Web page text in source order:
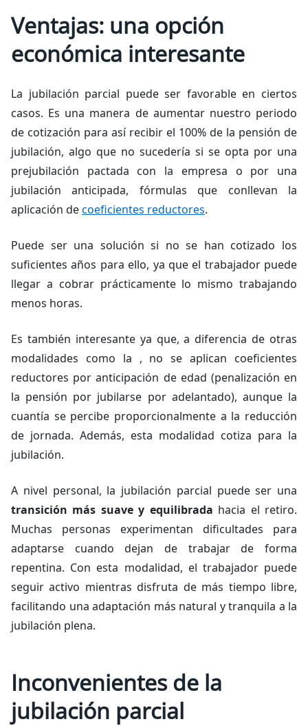
Ventajas: una opción
económica interesante
La jubilación parcial puede ser favorable en ciertos
casos. Es una manera de aumentar nuestro periodo
de cotización para así recibir el 100% de la pensión de
jubilación, algo que no sucedería si se opta por una
prejubilación pactada con la empresa o por una
jubilación anticipada, fórmulas que conllevan la
aplicación decoeficientes reductores.
Puede ser una solución si no se han cotizado los
suficientes años para ello, ya que el trabajador puede
llegar a cobrar prácticamente lo mismo trabajando
menos horas.
Es también interesante ya que, a diferencia de otras
modalidades como la , no se aplican coeficientes
reductores por anticipación de edad (penalización en
la pensión por jubilarse por adelantado), aunque la
cuantía se percibe proporcionalmente a la reducción
de jornada. Además, esta modalidad cotiza para la
jubilación.
A nivel personal, la jubilación parcial puede ser una
transición más suave y equilibrada hacia el retiro.
Muchas personas experimentan dificultades para
adaptarse cuando dejan de trabajar de forma
repentina. Con esta modalidad, el trabajador puede
seguir activo mientras disfruta de más tiempo libre,
facilitando una adaptación más natural y tranquila a la
jubilación plena.
Inconvenientes de la
jubilación parcial